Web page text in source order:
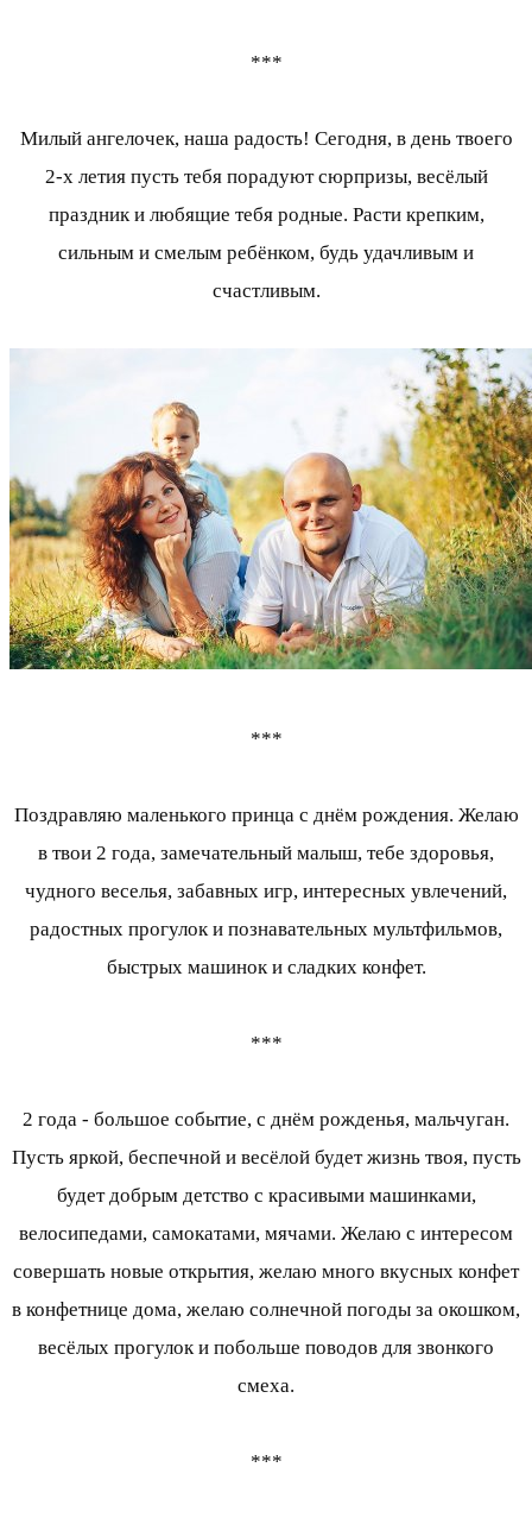
***
Милый ангелочек, наша радость! Сегодня, в день твоего
2-х летия пусть тебя порадуют сюрпризы, весёлый
праздник и любящие тебя родные. Расти крепким,
сильным и смелым ребёнком, будь удачливым и
счастливым.
***
Поздравляю маленького принца с днём рождения. Желаю
в твои 2 года, замечательный малыш, тебе здоровья,
чудного веселья, забавных игр, интересных увлечений,
радостных прогулок и познавательных мультфильмов,
быстрых машинок и сладких конфет.
***
2 года - большое событие, с днём рожденья, мальчуган.
Пусть яркой, беспечной и весёлой будет жизнь твоя, пусть
будет добрым детство с красивыми машинками,
велосипедами, самокатами, мячами. Желаю с интересом
совершать новые открытия, желаю много вкусных конфет
в конфетнице дома, желаю солнечной погоды за окошком,
весёлых прогулок и побольше поводов для звонкого
смеха.
***